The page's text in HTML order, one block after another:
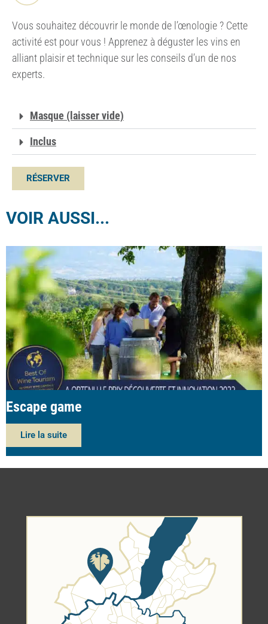
Vous souhaitez découvrir le monde de l’œnologie ? Cette
activité est pour vous ! Apprenez à déguster les vins en
alliant plaisir et technique sur les conseils d’un de nos
experts.
Masque (laisser vide)
Inclus
RÉSERVER
VOIR AUSSI...
Escape game
Lire la suite